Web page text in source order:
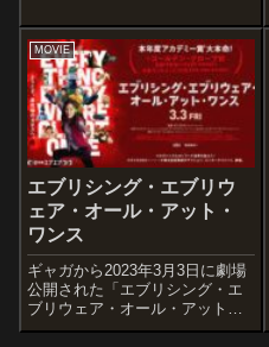
ススメ度あらすじ＆予告編大学
生の久保田タモツには、奨学金
５１０万円の借金があり、社会
人になる...
MOVIE
エブリシング・エブリウ
ェア・オール・アット・
ワンス
ギャガから2023年3月3日に劇場
公開された「エブリシング・エ
ブリウェア・オール・アット・
ワンス」の感想記事です。アメ